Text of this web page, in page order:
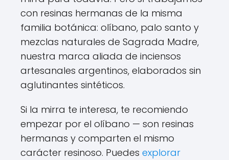
con resinas hermanas de la misma
familia botánica: olíbano, palo santo y
mezclas naturales de Sagrada Madre,
nuestra marca aliada de inciensos
artesanales argentinos, elaborados sin
aglutinantes sintéticos.
Si la mirra te interesa, te recomiendo
empezar por el olíbano — son resinas
hermanas y comparten el mismo
carácter resinoso. Puedes explorar